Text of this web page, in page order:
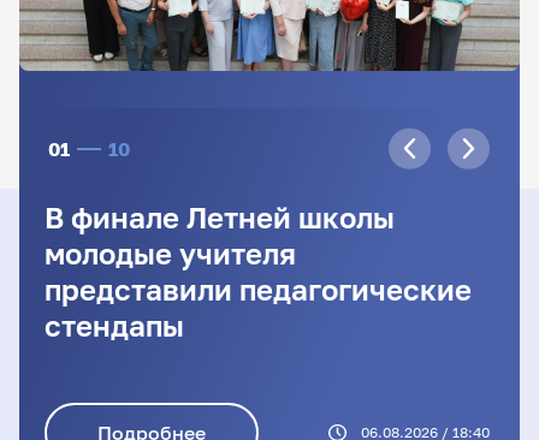
01 10
В финале Летней школы
молодые учителя
представили педагогические
стендапы
Подробнее 06.08.2026 / 18:40